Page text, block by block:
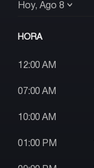
Hoy, Ago 8
HORA
12:00 AM
07:00 AM
10:00 AM
01:00 PM